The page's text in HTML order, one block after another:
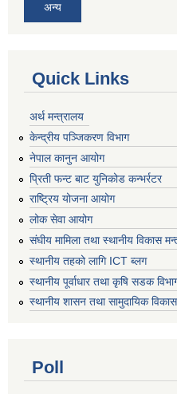
अन्य
Quick Links
अर्थ मन्त्रालय
केन्द्रीय पञ्जिकरण विभाग
नेपाल कानुन आयोग
प्रिती फन्ट बाट युनिकोड कन्भर्रटर
राष्ट्रिय योजना आयोग
लोक सेवा आयोग
संघीय मामिला तथा स्थानीय विकास
स्थानीय तहको लागि ICT ब्लग
स्थानीय पूर्वाधार तथा कृषि सडक
स्थानीय शासन तथा सामुदायिक
Poll